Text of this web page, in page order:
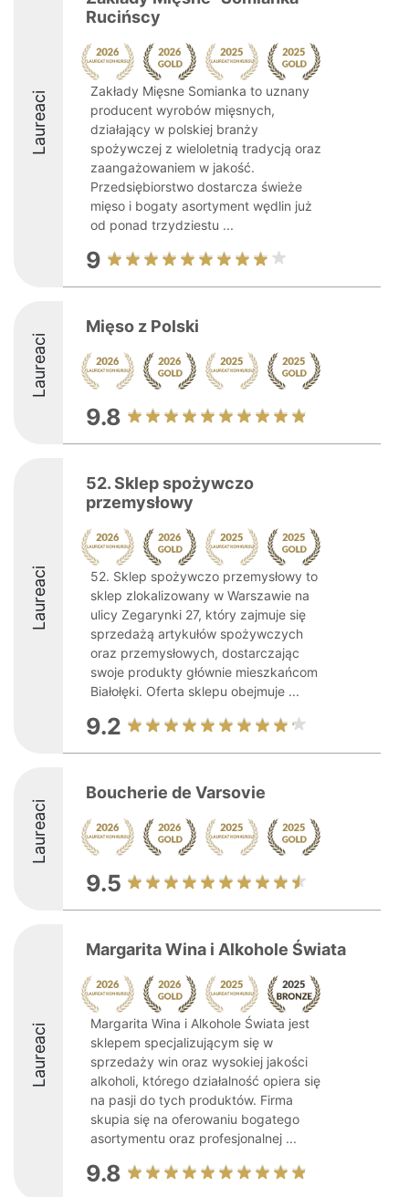
Laureaci
Rucińscy
Zakłady Mięsne Somianka to uznany
producent wyrobów mięsnych,
działający w polskiej branży
spożywczej z wieloletnią tradycją oraz
zaangażowaniem w jakość.
Przedsiębiorstwo dostarcza świeże
mięso i bogaty asortyment wędlin już
od ponad trzydziestu ...
9
Laureaci
Mięso z Polski
9.8
Laureaci
52. Sklep spożywczo
przemysłowy
52. Sklep spożywczo przemysłowy to
sklep zlokalizowany w Warszawie na
ulicy Zegarynki 27, który zajmuje się
sprzedażą artykułów spożywczych
oraz przemysłowych, dostarczając
swoje produkty głównie mieszkańcom
Białołęki. Oferta sklepu obejmuje ...
9.2
Laureaci
Boucherie de Varsovie
9.5
Laureaci
Margarita Wina i Alkohole Świata
Margarita Wina i Alkohole Świata jest
sklepem specjalizującym się w
sprzedaży win oraz wysokiej jakości
alkoholi, którego działalność opiera się
na pasji do tych produktów. Firma
skupia się na oferowaniu bogatego
asortymentu oraz profesjonalnej ...
9.8